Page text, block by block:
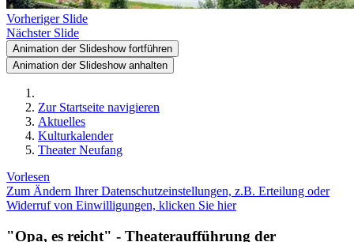
Vorheriger Slide
Nächster Slide
Animation der Slideshow fortführen
Animation der Slideshow anhalten
Zur Startseite navigieren
Aktuelles
Kulturkalender
Theater Neufang
Vorlesen
Zum Ändern Ihrer Datenschutzeinstellungen, z.B. Erteilung oder
Widerruf von Einwilligungen, klicken Sie hier
"Opa, es reicht" - Theateraufführung der